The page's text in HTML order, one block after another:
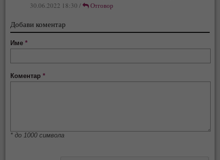
30.06.2022 18:30 / Отговор
Добави коментар
Име*
Коментар*
* до 1000 символа